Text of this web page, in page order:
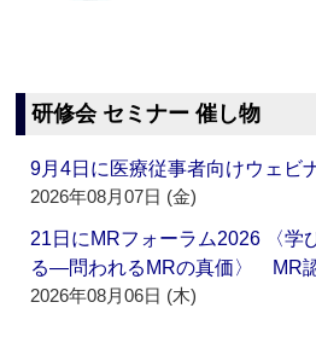
研修会 セミナー 催し物
9月4日に医療従事者向けウェ
2026年08月07日 (金)
21日にMRフォーラム2026 〈学
る―問われるMRの真価〉 MR
2026年08月06日 (木)